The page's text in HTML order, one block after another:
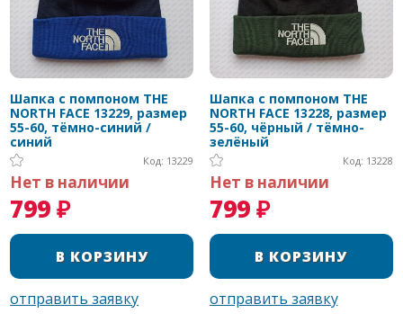
Шапка с помпоном THE
NORTH FACE 13229, размер
55-60, тёмно-синий /
синий
Код: 13229
Нет в наличии
799 ₽
Шапка с помпоном THE
NORTH FACE 13228, размер
55-60, чёрный / тёмно-
зелёный
Код: 13228
Нет в наличии
799 ₽